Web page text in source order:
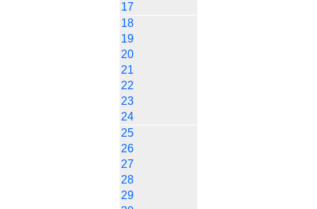
17
18
19
20
21
22
23
24
25
26
27
28
29